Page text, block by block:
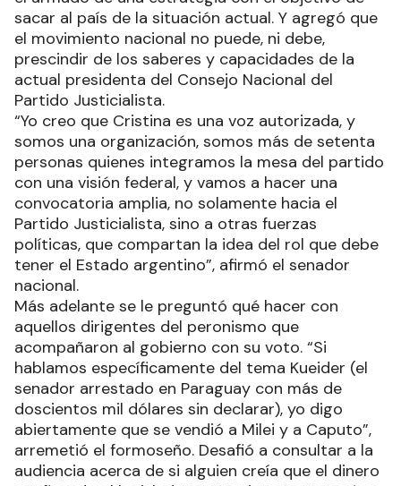
sacar al país de la situación actual. Y agregó que
el movimiento nacional no puede, ni debe,
prescindir de los saberes y capacidades de la
actual presidenta del Consejo Nacional del
Partido Justicialista.
“Yo creo que Cristina es una voz autorizada, y
somos una organización, somos más de setenta
personas quienes integramos la mesa del partido
con una visión federal, y vamos a hacer una
convocatoria amplia, no solamente hacia el
Partido Justicialista, sino a otras fuerzas
políticas, que compartan la idea del rol que debe
tener el Estado argentino”, afirmó el senador
nacional.
Más adelante se le preguntó qué hacer con
aquellos dirigentes del peronismo que
acompañaron al gobierno con su voto. “Si
hablamos específicamente del tema Kueider (el
senador arrestado en Paraguay con más de
doscientos mil dólares sin declarar), yo digo
abiertamente que se vendió a Milei y a Caputo”,
arremetió el formoseño. Desafió a consultar a la
audiencia acerca de si alguien creía que el dinero